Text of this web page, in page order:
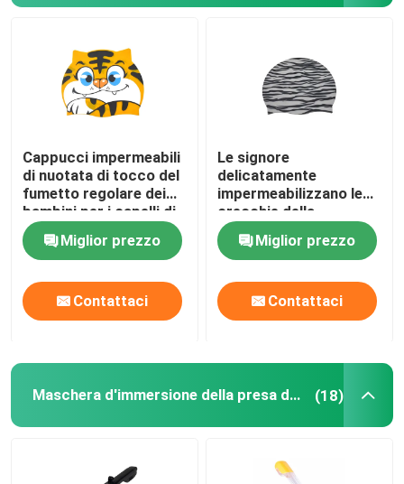
Cappucci impermeabili
di nuotata di tocco del
fumetto regolare dei
bambini per i capelli di
scarsità lunghi dei
capelliMiglior prezzo
Contattaci
Le signore
delicatamente
impermeabilizzano le
orecchie della
copertura del
cappuccio di nuotata
nessun odore peculiare
Miglior prezzo
Contattaci
Maschera d'immersione della presa d'aria (18)